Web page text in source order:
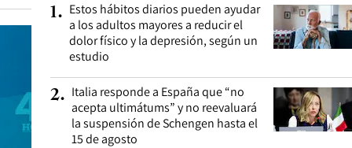
1. Estos hábitos diarios pueden ayudar
a los adultos mayores a reducir el
dolor físico y la depresión, según un
estudio
2. Italia responde a España que “no
acepta ultimátums” y no reevaluará
la suspensión de Schengen hasta el
15 de agosto